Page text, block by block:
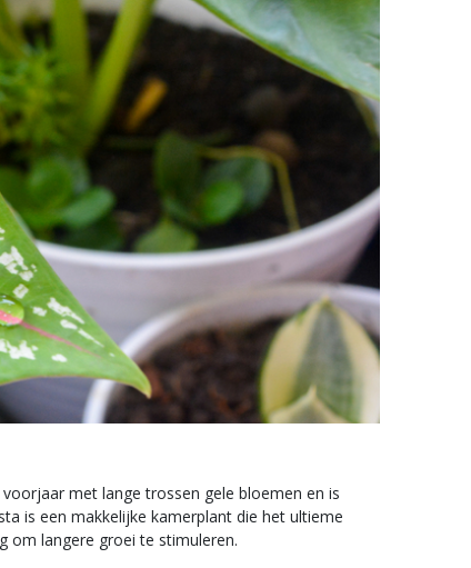
met lange trossen gele bloemen en is
is een makkelijke kamerplant die het ultieme
om langere groei te stimuleren.